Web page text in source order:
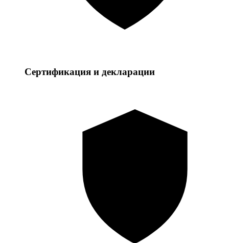
Сертификация и декларации